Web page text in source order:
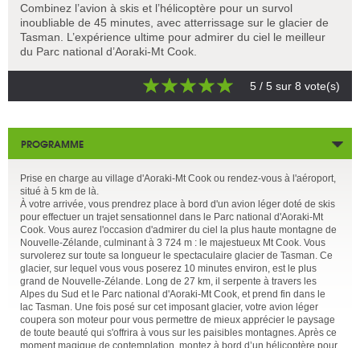
Combinez l’avion à skis et l’hélicoptère pour un survol
inoubliable de 45 minutes, avec atterrissage sur le glacier de
Tasman. L’expérience ultime pour admirer du ciel le meilleur
du Parc national d’Aoraki-Mt Cook.
5 / 5 sur 8 vote(s)
PROGRAMME
Prise en charge au village d'Aoraki-Mt Cook ou rendez-vous à l'aéroport,
situé à 5 km de là.
À votre arrivée, vous prendrez place à bord d'un avion léger doté de skis
pour effectuer un trajet sensationnel dans le Parc national d'Aoraki-Mt
Cook. Vous aurez l'occasion d'admirer du ciel la plus haute montagne de
Nouvelle-Zélande, culminant à 3 724 m : le majestueux Mt Cook. Vous
survolerez sur toute sa longueur le spectaculaire glacier de Tasman. Ce
glacier, sur lequel vous vous poserez 10 minutes environ, est le plus
grand de Nouvelle-Zélande. Long de 27 km, il serpente à travers les
Alpes du Sud et le Parc national d'Aoraki-Mt Cook, et prend fin dans le
lac Tasman. Une fois posé sur cet imposant glacier, votre avion léger
coupera son moteur pour vous permettre de mieux apprécier le paysage
de toute beauté qui s'offrira à vous sur les paisibles montagnes. Après ce
moment magique de contemplation, montez à bord d’un hélicoptère pour